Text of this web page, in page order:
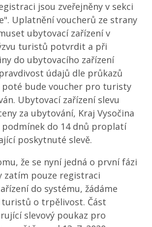
jsou zveřejněny v sekci
Uplatnění voucherů ze strany
ubytovací zařízení v
turistů potvrdit a při
do ubytovacího zařízení
údajů dle průkazů
bude voucher pro turisty
Ubytovací zařízení slevu
za ubytování, Kraj Vysočina
podmínek do 14 dnů proplatí
poskytnuté slevě.
že se nyní jedná o první fázi
zatím pouze registraci
do systému, žádáme
turistů o trpělivost. Část
slevový poukaz pro